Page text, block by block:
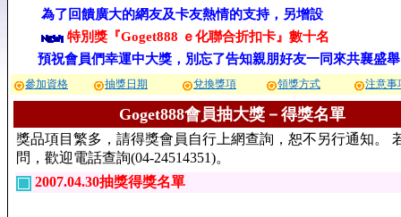
為了回饋廣大的網友及卡友熱情的支持，另增設
特別獎『Goget888 ｅ化聯合折扣卡』數十名
預祝會員們幸運中大獎，別忘了告知親朋好友一同來共襄盛舉
參加資格 抽獎日期 兌換獎項 領獎方式 注意事
Goget888會員抽大獎－得獎名單
獎品項目繁多，請得獎會員自行上網查詢，恕不另行通知。
問，歡迎電話查詢(04-24514351)。
2007.04.30抽獎得獎名單